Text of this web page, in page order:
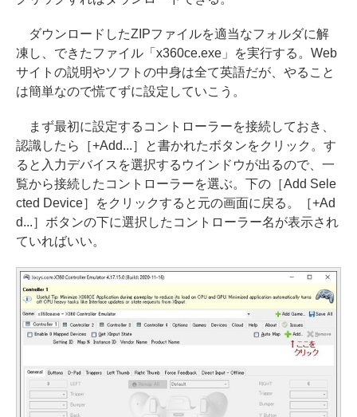
ダウンロードしたZIPファイルを適当なフォルダに解
凍し、できたファイル「x360ce.exe」を実行する。Web
サイトの説明やソフトの中身は全て英語だが、やること
は簡単なので慌てずに設定していこう。
まず最初に設定するコントローラーを接続しておき、
認識したら［+Add...］と書かれたボタンをクリック。す
ると入力デバイスを選択するウインドウが出るので、一
覧から接続したコントローラーを選ぶ。下の［Add Sele
cted Device］をクリックすると元の画面に戻る。［+Ad
d...］ボタンの下に選択したコントローラー名が表示され
ていればいい。